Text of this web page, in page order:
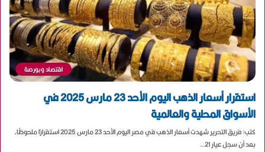
اقتصاد وبورصة
استقرار أسعار الذهب اليوم الأحد 23 مارس 2025 في
الأسواق المحلية والعالمية
كتب: فريق التحرير شهدت أسعار الذهب في مصر اليوم الأحد 23 مارس 2025 استقرارًا ملحوظًا،
بعد أن سجل عيار 21…